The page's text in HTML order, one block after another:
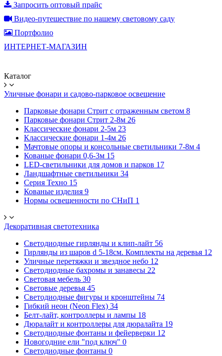
Запросить оптовый прайс
Видео-путешествие по нашему световому саду
Портфолио
ИНТЕРНЕТ-МАГАЗИН
Каталог
Уличные фонари и садово-парковое освещение
Парковые фонари Стрит с отраженным светом 8
Парковые фонари Стрит 2-8м 26
Классические фонари 2-5м 23
Классические фонари 1-4м 26
Мачтовые опоры и консольные светильники 7-8м 4
Кованые фонари 0,6-3м 15
LED-светильники для домов и парков 17
Ландшафтные светильники 34
Серия Техно 15
Кованые изделия 9
Нормы освещенности по СНиП 1
Декоративная светотехника
Светодиодные гирлянды и клип-лайт 56
Гирлянды из шаров d 5-18cм. Комплекты на деревья 12
Уличные перетяжки и звездное небо 12
Светодиодные бахромы и занавесы 22
Световая мебель 30
Световые деревья 45
Светодиодные фигуры и кронштейны 74
Гибкий неон (Neon Flex) 34
Белт-лайт, контроллеры и лампы 18
Дюралайт и контроллеры для дюралайта 19
Светодиодные фонтаны и фейерверки 12
Новогодние ели "под ключ" 0
Светодиодные фонтаны 0